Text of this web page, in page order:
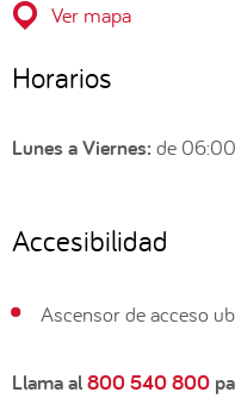
Ver mapa
Horarios
Lunes a Viernes: de
Accesibilidad
Ascensor de acceso
Llama al800 540 800